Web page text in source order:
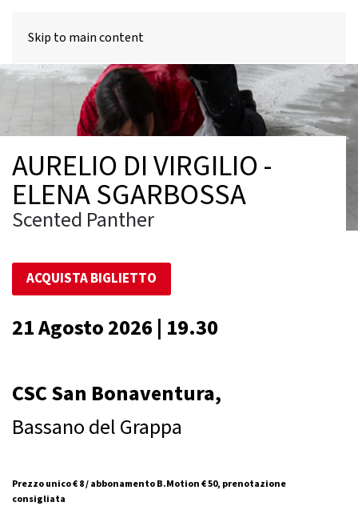
Skip to main content
AURELIO DI VIRGILIO -
ELENA SGARBOSSA
Scented Panther
ACQUISTA BIGLIETTO
21 Agosto 2026 | 19.30
CSC San Bonaventura,
Bassano del Grappa
Prezzo unico € 8 / abbonamento B.Motion € 50, prenotazione
consigliata